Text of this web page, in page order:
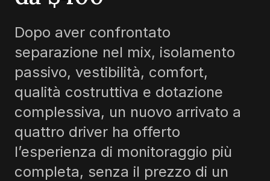
Dopo aver confrontato
separazione nel mix, isolamento
passivo, vestibilità, comfort,
qualità costruttiva e dotazione
complessiva, un nuovo arrivato a
quattro driver ha offerto
l’esperienza di monitoraggio più
completa, senza il prezzo di un